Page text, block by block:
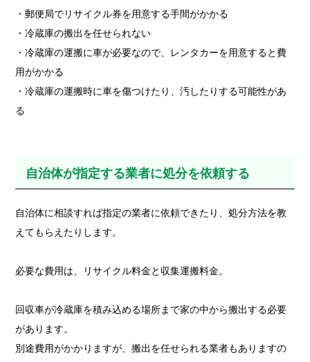
・郵便局でリサイクル券を用意する手間がかかる
・冷蔵庫の搬出を任せられない
・冷蔵庫の運搬に車が必要なので、レンタカーを用意すると費
用がかかる
・冷蔵庫の運搬時に車を傷つけたり、汚したりする可能性があ
る
自治体が指定する業者に処分を依頼する
自治体に相談すれば指定の業者に依頼できたり、処分方法を教
えてもらえたりします。
必要な費用は、リサイクル料金と収集運搬料金。
回収車が冷蔵庫を積み込める場所まで家の中から搬出する必要
があります。
別途費用がかかりますが、搬出を任せられる業者もありますの